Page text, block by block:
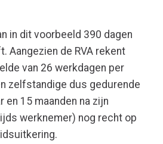
in dit voorbeeld 390 dagen
Aangezien de RVA rekent
van 26 werkdagen per
zelfstandige dus gedurende
en 15 maanden na zijn
werknemer) nog recht op